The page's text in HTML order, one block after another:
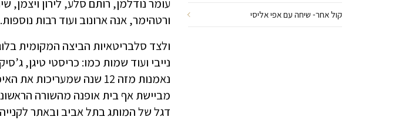
עומר נודלמן, רותם סלע, לירון
ורטהימר, אנה ארונוב ועוד רבות נוספות.
ולצד סלבריטאיות הביצה המקומית
נייבי ועוד שמות כמו: כריסטי טיגן,
נאמנות מזה 12 שנה
מביישת אף בית אופנה מהשורה
דגל של המותג בתל אביב ובאתר
קול אחר- שיחה עם אפי אליסי